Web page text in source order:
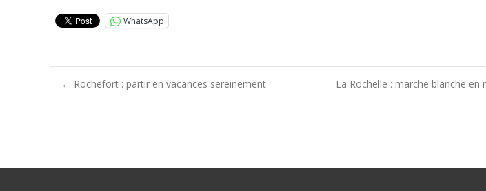
WhatsApp
Post
← Rochefort : partir en vacances sereinement La Rochelle : marche blanche